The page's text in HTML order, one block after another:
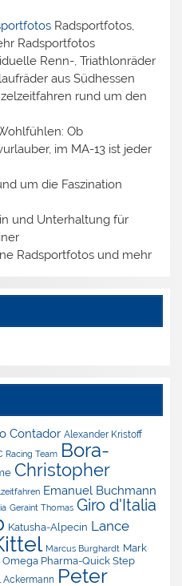
Radsportfotos,
Radsportfotos
Renn-, Triathlonräder
aus Südhessen
rund um den
Ob
im MA-13 ist jeder
um die Faszination
und Unterhaltung für
Radsportfotos und mehr
Contador Alexander Kristoff
Racing Team Bora-
Christopher
Emanuel Buchmann
Geraint Thomas Giro d'Italia
Katusha-Alpecin Lance
Marcus Burghardt Mark
Omega Pharma-Quick Step
Ackermann Peter